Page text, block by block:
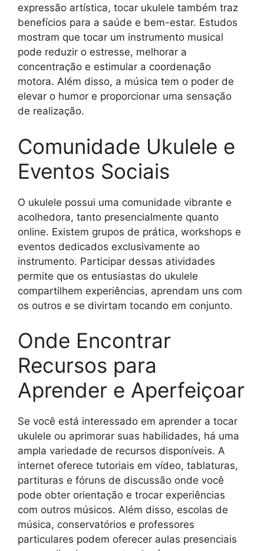
expressão artística, tocar ukulele também traz
benefícios para a saúde e bem-estar. Estudos
mostram que tocar um instrumento musical
pode reduzir o estresse, melhorar a
concentração e estimular a coordenação
motora. Além disso, a música tem o poder de
elevar o humor e proporcionar uma sensação
de realização.
Comunidade Ukulele e
Eventos Sociais
O ukulele possui uma comunidade vibrante e
acolhedora, tanto presencialmente quanto
online. Existem grupos de prática, workshops e
eventos dedicados exclusivamente ao
instrumento. Participar dessas atividades
permite que os entusiastas do ukulele
compartilhem experiências, aprendam uns com
os outros e se divirtam tocando em conjunto.
Onde Encontrar
Recursos para
Aprender e Aperfeiçoar
Se você está interessado em aprender a tocar
ukulele ou aprimorar suas habilidades, há uma
ampla variedade de recursos disponíveis. A
internet oferece tutoriais em vídeo, tablaturas,
partituras e fóruns de discussão onde você
pode obter orientação e trocar experiências
com outros músicos. Além disso, escolas de
música, conservatórios e professores
particulares podem oferecer aulas presenciais